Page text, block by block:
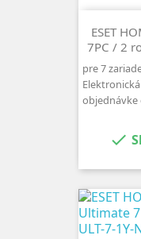
ESET
7PC / 2
pre 7
objednávke
